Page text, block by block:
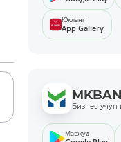
Юкланг
App Gallery
Бизнес учун
Мавжуд